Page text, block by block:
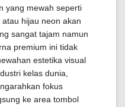
yang mewah seperti
hijau neon akan
sangat tajam namun
premium ini tidak
estetika visual
kelas dunia,
fokus
ke area tombol